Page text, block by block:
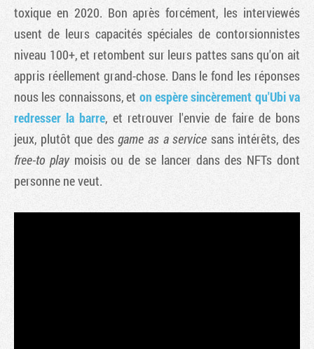
toxique en 2020. Bon après forcément, les interviewés
usent de leurs capacités spéciales de contorsionnistes
niveau 100+, et retombent sur leurs pattes sans qu'on ait
appris réellement grand-chose. Dans le fond les réponses
nous les connaissons, et on espère sincèrement qu'Ubi va
redresser la barre, et retrouver l'envie de faire de bons
jeux, plutôt que desgame as a service sans intérêts, des
free-to playmoisis ou de se lancer dans des NFTs dont
personne ne veut.